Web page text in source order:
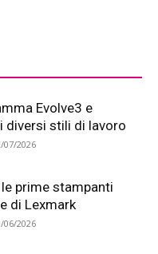
Evolve3 e
diversi stili di lavoro
07/2026
prime stampanti
di Lexmark
06/2026